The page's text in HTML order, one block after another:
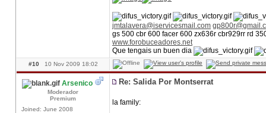
jmtalavera@iservicesmail.com
gs 500 cbr 600 facer 600 zx636r cbr929rr rd
www.forobuceadores.net
Que tengais un buen dia
#10 10 Nov 2009 18:02
Arsenico
Moderador
Premium
Joined: June 2008
Re: Salida Por Montserrat
la family: